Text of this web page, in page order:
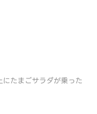
たまごサラダが乗った